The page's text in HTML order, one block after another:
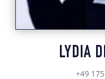
LYDIA
+49